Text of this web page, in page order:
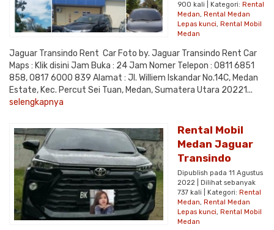
900 kali | Kategori: Rental
Medan, Rental Medan
Lepas kunci, Rental Mobil
Medan
Jaguar Transindo Rent Car Foto by. Jaguar Transindo Rent Car
Maps : Klik disini Jam Buka : 24 Jam Nomer Telepon : 0811 6851
858, 0817 6000 839 Alamat : Jl. Williem Iskandar No.14C, Medan
Estate, Kec. Percut Sei Tuan, Medan, Sumatera Utara 20221...
selengkapnya
Rental Mobil
Medan Jaguar
Transindo
Dipublish pada 11 Agustus
2022 | Dilihat sebanyak
737 kali | Kategori: Rental
Medan, Rental Medan
Lepas kunci, Rental Mobil
Medan